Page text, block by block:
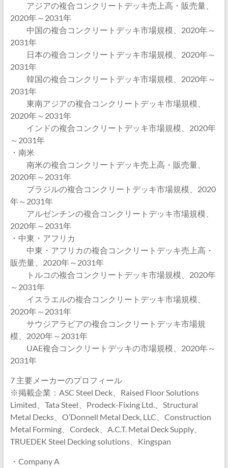
アジアの複合コンクリートデッキ売上高・販売量、
2020年～2031年
中国の複合コンクリートデッキ市場規模、2020年～
2031年
日本の複合コンクリートデッキ市場規模、2020年～
2031年
韓国の複合コンクリートデッキ市場規模、2020年～
2031年
東南アジアの複合コンクリートデッキ市場規模、
2020年～2031年
インドの複合コンクリートデッキ市場規模、2020年
～2031年
・南米
南米の複合コンクリートデッキ売上高・販売量、
2020年～2031年
ブラジルの複合コンクリートデッキ市場規模、2020
年～2031年
アルゼンチンの複合コンクリートデッキ市場規模、
2020年～2031年
・中東・アフリカ
中東・アフリカの複合コンクリートデッキ売上高・
販売量、2020年～2031年
トルコの複合コンクリートデッキ市場規模、2020年
～2031年
イスラエルの複合コンクリートデッキ市場規模、
2020年～2031年
サウジアラビアの複合コンクリートデッキ市場規
模、2020年～2031年
UAE複合コンクリートデッキの市場規模、2020年～
2031年
7 主要メーカーのプロフィール
※掲載企業：ASC Steel Deck、Raised Floor Solutions
Limited、Tata Steel、Prodeck-Fixing Ltd.、Structural
Metal Decks、O’Donnell Metal Deck, LLC、Construction
Metal Forming、Cordeck、A.C.T. Metal Deck Supply、
TRUEDEK Steel Decking solutions、Kingspan
・Company A